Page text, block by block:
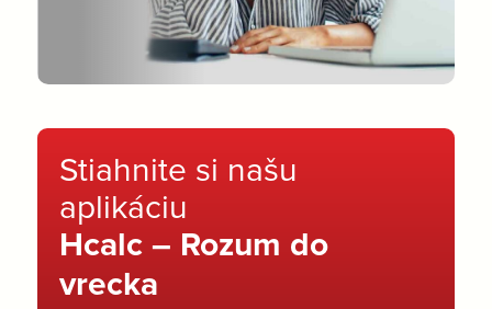
Stiahnite si našu
aplikáciu
Hcalc – Rozum do
vrecka